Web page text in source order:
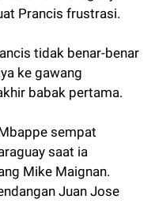
Prancis frustrasi.
tidak benar-benar
ke gawang
babak pertama.
sempat
saat ia
Mike Maignan.
Juan Jose